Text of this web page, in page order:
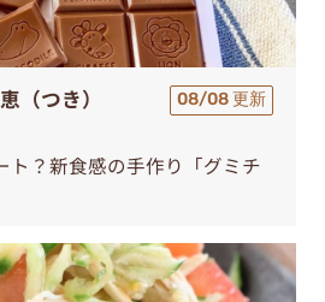
（つき） 08/08 更新
ト？新食感の手作り「グミチ